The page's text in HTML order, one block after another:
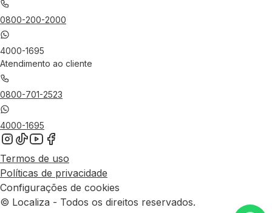
0800-200-2000
4000-1695
Atendimento ao cliente
0800-701-2523
4000-1695
Termos de uso
Políticas de privacidade
Configurações de cookies
© Localiza - Todos os direitos reservados.